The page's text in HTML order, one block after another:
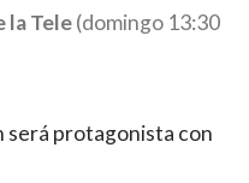
la Tele(domingo 13:30
será protagonista con